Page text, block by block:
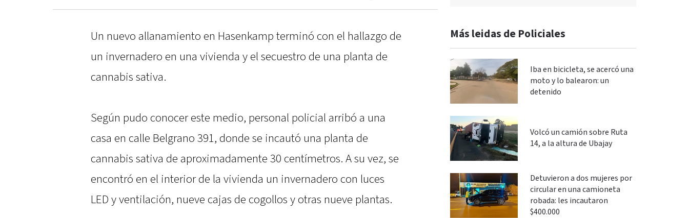
Un nuevo allanamiento en Hasenkamp terminó con el hallazgo de
un invernadero en una vivienda y el secuestro de una planta de
cannabis sativa.
Según pudo conocer este medio, personal policial arribó a una
casa en calle Belgrano 391, donde se incautó una planta de
cannabis sativa de aproximadamente 30 centímetros. A su vez, se
encontró en el interior de la vivienda un invernadero con luces
LED y ventilación, nueve cajas de cogollos y otras nueve plantas.
Más leidas de Policiales
Iba en bicicleta, se acercó una
moto y lo balearon: un
detenido
Volcó un camión sobre Ruta
14, a la altura de Ubajay
Detuvieron a dos mujeres por
circular en una camioneta
robada: les incautaron
$400.000